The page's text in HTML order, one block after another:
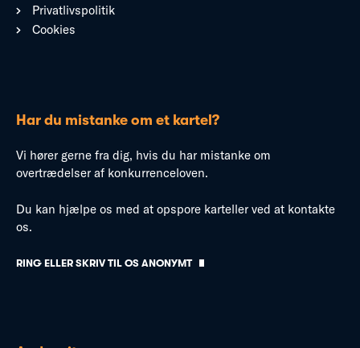
Privatlivspolitik
Cookies
Har du mistanke om et kartel?
Vi hører gerne fra dig, hvis du har mistanke om
overtrædelser af konkurrenceloven.
Du kan hjælpe os med at opspore karteller ved at kontakte
os.
RING ELLER SKRIV TIL OS ANONYMT